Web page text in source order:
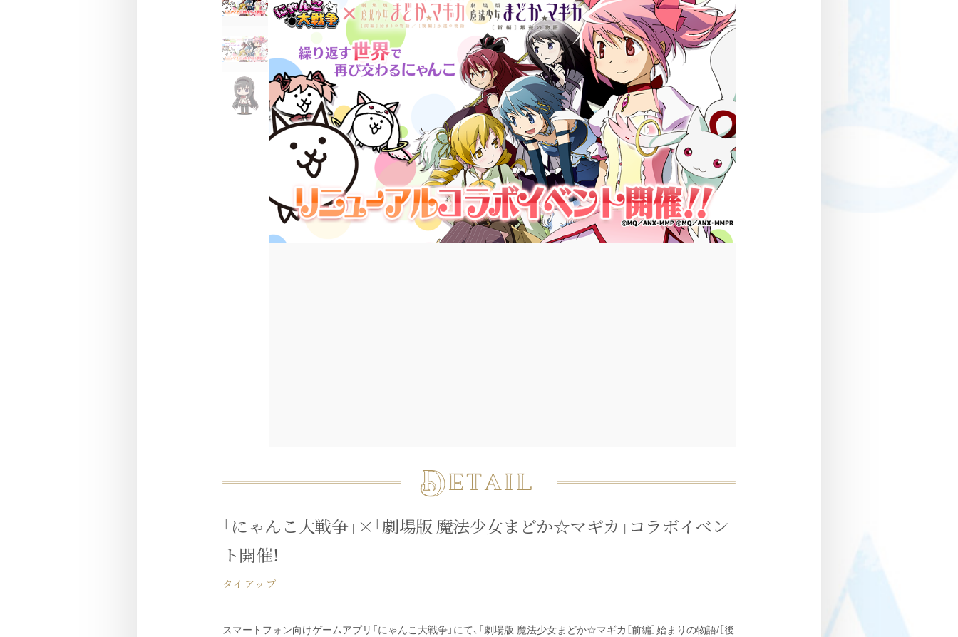
「にゃんこ大戦争」×「劇場版 魔法少女まどか☆マギカ」コラボイベン
ト開催！
タイアップ
スマートフォン向けゲームアプリ「にゃんこ大戦争」にて、「劇場版 魔法少女まどか☆マギカ［前編］始まりの物語/［後